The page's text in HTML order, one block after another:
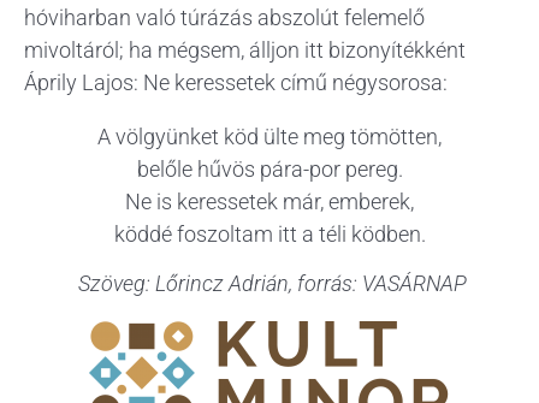
hóviharban való túrázás abszolút felemelő
mivoltáról; ha mégsem, álljon itt bizonyítékként
Áprily Lajos: Ne keressetek című négysorosa:
A völgyünket köd ülte meg tömötten,
belőle hűvös pára-por pereg.
Ne is keressetek már, emberek,
köddé foszoltam itt a téli ködben.
Szöveg: Lőrincz Adrián, forrás: VASÁRNAP